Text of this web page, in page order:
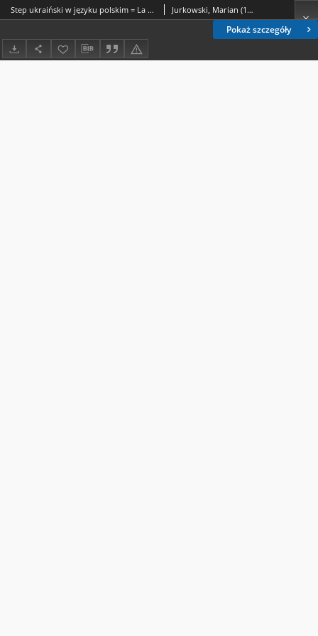
Pokaż szczegóły
Step ukraiński w języku polskim = La steppe ukrainienne dans la langue polonaise Jurkowski, Marian (1929-2005).